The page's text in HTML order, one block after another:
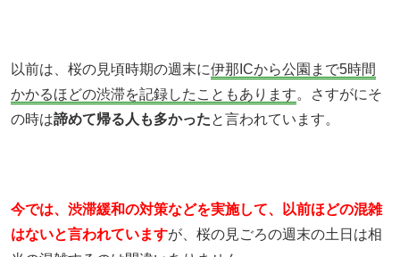
以前は、桜の見頃時期の週末に伊那ICから公園まで5時間
かかるほどの渋滞を記録したこともあります。さすがにそ
の時は諦めて帰る人も多かったと言われています。
今では、渋滞緩和の対策などを実施して、以前ほどの混雑
はないと言われていますが、桜の見ごろの週末の土日は相